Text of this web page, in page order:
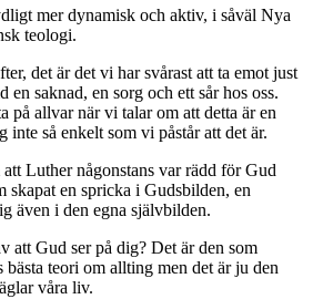
mer dynamisk och aktiv, i såväl Nya
teologi.
det är det vi har svårast att ta emot just
en saknad, en sorg och ett sår hos oss.
på allvar när vi talar om att detta är en
inte så enkelt som vi påstår att det är.
Luther någonstans var rädd för Gud
skapat en spricka i Gudsbilden, en
även i den egna självbilden.
att Gud ser på dig? Det är den som
teori om allting men det är ju den
våra liv.